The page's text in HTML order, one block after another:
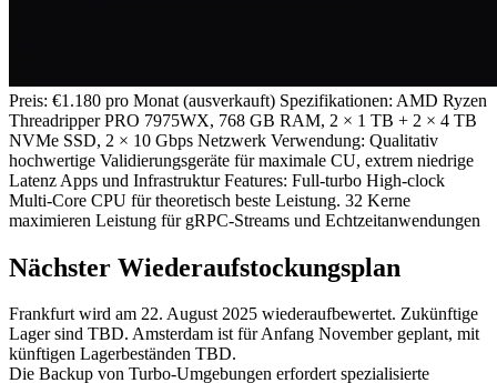
Preis: €1.180 pro Monat (ausverkauft) Spezifikationen: AMD Ryzen
Threadripper PRO 7975WX, 768 GB RAM, 2 × 1 TB + 2 × 4 TB
NVMe SSD, 2 × 10 Gbps Netzwerk Verwendung: Qualitativ
hochwertige Validierungsgeräte für maximale CU, extrem niedrige
Latenz Apps und Infrastruktur Features: Full‐turbo High-clock
Multi-Core CPU für theoretisch beste Leistung. 32 Kerne
maximieren Leistung für gRPC-Streams und Echtzeitanwendungen
Nächster Wiederaufstockungsplan
Frankfurt wird am 22. August 2025 wiederaufbewertet. Zukünftige
Lager sind TBD. Amsterdam ist für Anfang November geplant, mit
künftigen Lagerbeständen TBD.
Die Backup von Turbo-Umgebungen erfordert spezialisierte